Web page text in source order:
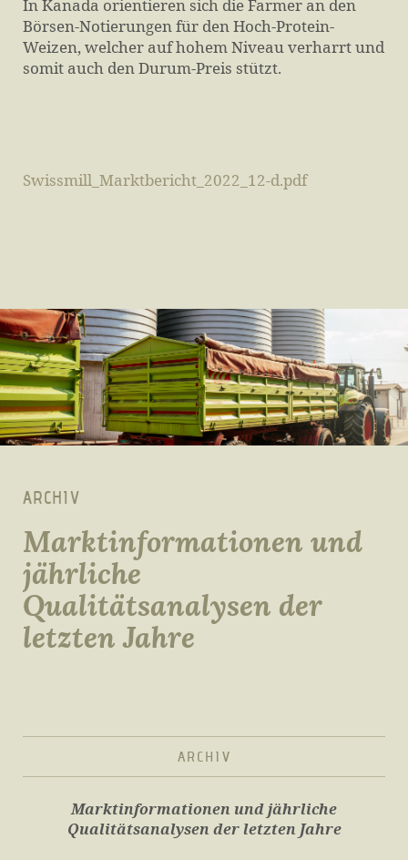
In Kanada orientieren sich die Farmer an den
Börsen-Notierungen für den Hoch-Protein-
Weizen, welcher auf hohem Niveau verharrt und
somit auch den Durum-Preis stützt.
Swissmill_Marktbericht_2022_12-d.pdf
ARCHIV
Marktinformationen und
jährliche
Qualitätsanalysen der
letzten Jahre
ARCHIV
Marktinformationen und jährliche
Qualitätsanalysen der letzten Jahre